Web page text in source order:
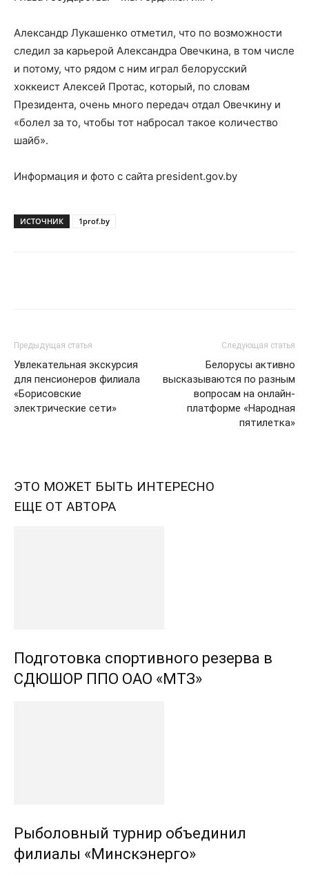
Александр Лукашенко отметил, что по возможности
следил за карьерой Александра Овечкина, в том числе
и потому, что рядом с ним играл белорусский
хоккеист Алексей Протас, который, по словам
Президента, очень много передач отдал Овечкину и
«болел за то, чтобы тот набросал такое количество
шайб».
Информация и фото с сайта president.gov.by
ИСТОЧНИК 1prof.by
Предыдущая статья
Увлекательная экскурсия
для пенсионеров филиала
«Борисовские
электрические сети»
Следующая статья
Белорусы активно
высказываются по разным
вопросам на онлайн-
платформе «Народная
пятилетка»
ЭТО МОЖЕТ БЫТЬ ИНТЕРЕСНО
ЕЩЕ ОТ АВТОРА
Подготовка спортивного резерва в
СДЮШОР ППО ОАО «МТЗ»
Рыболовный турнир объединил
филиалы «Минскэнерго»